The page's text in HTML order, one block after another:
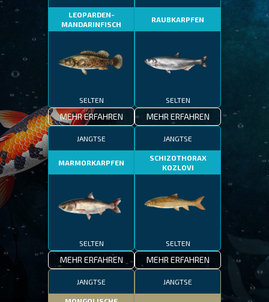
LEOPARDEN-
MANDARINFISCH
SELTEN
MEHR ERFAHREN
RAUBKARPFEN
SELTEN
MEHR ERFAHREN
JANGTSE
MARMORKARPFEN
SELTEN
MEHR ERFAHREN
JANGTSE
SCHIZOTHORAX
KOZLOVI
SELTEN
MEHR ERFAHREN
JANGTSE JANGTSE